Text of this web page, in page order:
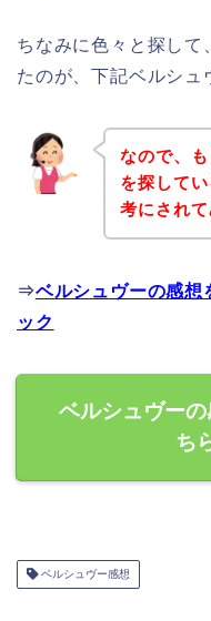
ちなみに色々と探して
たのが、下記ベルシュ
なので、
を探して
考にされ
⇒ベルシュヴーの感想
ック
ベルシュヴー
ち
ベルシュヴー感想